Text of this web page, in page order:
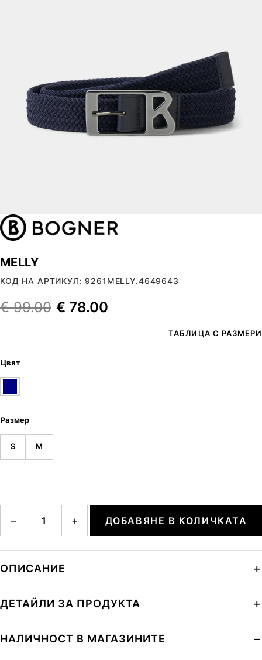
MELLY
КОД НА АРТИКУЛ: 9261MELLY.4649643
€99.00 € 78.00
ТАБЛИЦА С РАЗМЕРИ
Цвят
Размер
S M
− + ДОБАВЯНЕ В КОЛИЧКАТА
ОПИСАНИЕ
ДЕТАЙЛИ ЗА ПРОДУКТА
НАЛИЧНОСТ В МАГАЗИНИТЕ